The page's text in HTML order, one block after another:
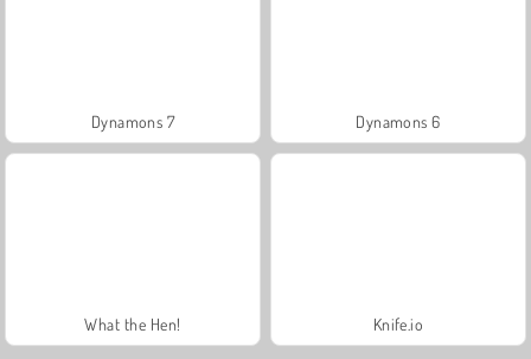
Dynamons 7 Dynamons 6
What the Hen! Knife.io